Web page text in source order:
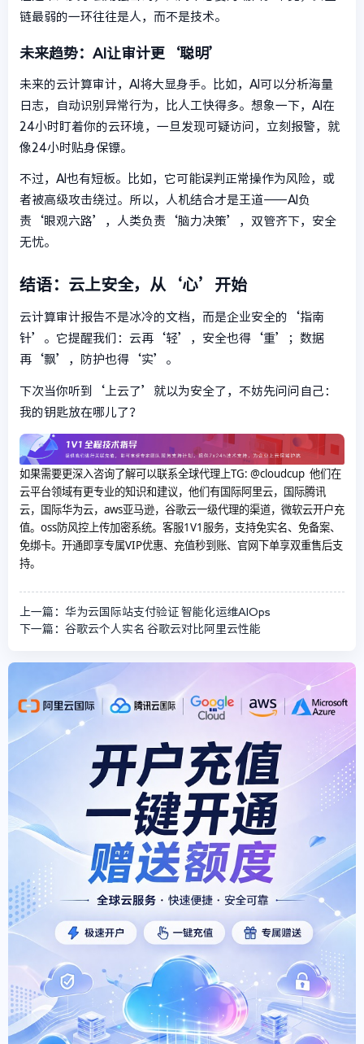
链最弱的一环往往是人，而不是技术。
未来趋势：AI让审计更‘聪明’
未来的云计算审计，AI将大显身手。比如，AI可以分析海量
日志，自动识别异常行为，比人工快得多。想象一下，AI在
24小时盯着你的云环境，一旦发现可疑访问，立刻报警，就
像24小时贴身保镖。
不过，AI也有短板。比如，它可能误判正常操作为风险，或
者被高级攻击绕过。所以，人机结合才是王道——AI负
责‘眼观六路’，人类负责‘脑力决策’，双管齐下，安全
无忧。
结语：云上安全，从‘心’开始
云计算审计报告不是冰冷的文档，而是企业安全的‘指南
针’。它提醒我们：云再‘轻’，安全也得‘重’；数据
再‘飘’，防护也得‘实’。
下次当你听到‘上云了’就以为安全了，不妨先问问自己：
我的钥匙放在哪儿了？
如果需要更深入咨询了解可以联系全球代理上TG: @cloudcup 他们在
云平台领域有更专业的知识和建议，他们有国际阿里云，国际腾讯
云，国际华为云，aws亚马逊，谷歌云一级代理的渠道，微软云开户充
值。oss防风控上传加密系统。客服1V1服务，支持免实名、免备案、
免绑卡。开通即享专属VIP优惠、充值秒到账、官网下单享双重售后支
持。
上一篇：华为云国际站支付验证 智能化运维AIOps
下一篇：谷歌云个人实名 谷歌云对比阿里云性能